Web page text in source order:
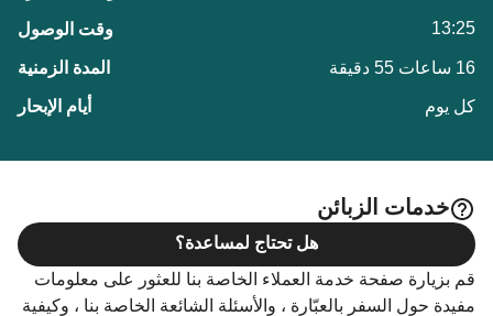
13:25
16 ساعات 55 دقيقة
كل يوم
خدمات الزبائن
قم بزيارة صفحة خدمة العملاء الخاصة بنا للعثور على معلومات
مفيدة حول السفر بالعبّارة ، والأسئلة الشائعة الخاصة بنا ، وكيفية
هل تحتاج لمساعدة؟